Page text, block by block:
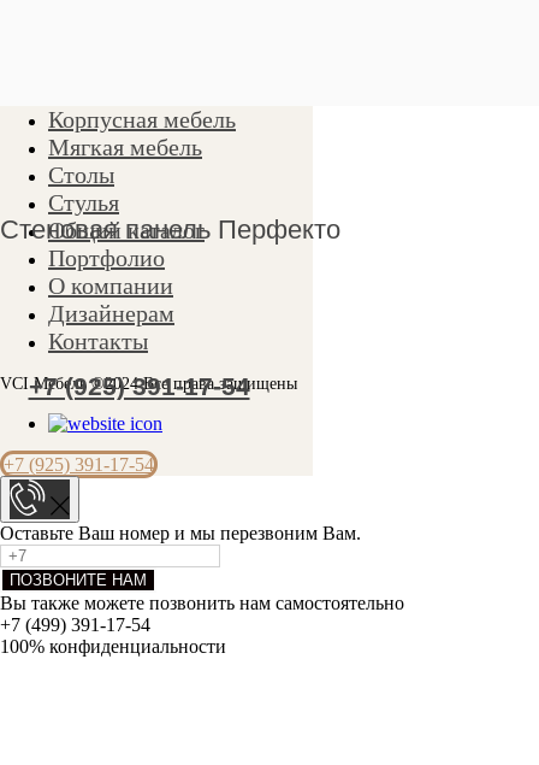
Стеновая панель Перфекто
Корпусная мебель
Мягкая мебель
Столы
Стулья
Общий каталог
Портфолио
О компании
Дизайнерам
Контакты
VCI Мебель ©2024 Все права защищены
+7 (925) 391-17-54
Оставьте Ваш номер и мы перезвоним Вам.
ПОЗВОНИТЕ НАМ
Вы также можете позвонить нам самостоятельно
+7 (499) 391-17-54
100% конфиденциальности